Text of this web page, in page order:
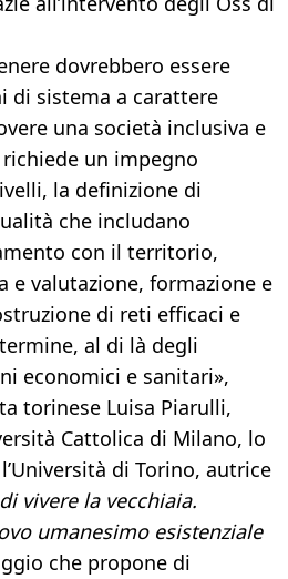
dovrebbero essere
di sistema a carattere
una società inclusiva e
un impegno
la definizione di
che includano
con il territorio,
e valutazione, formazione e
di reti efficaci e
al di là degli
economici e sanitari»,
torinese Luisa Piarulli,
Cattolica di Milano, lo
di Torino, autrice
vivere la vecchiaia.
umanesimo esistenziale
che propone di